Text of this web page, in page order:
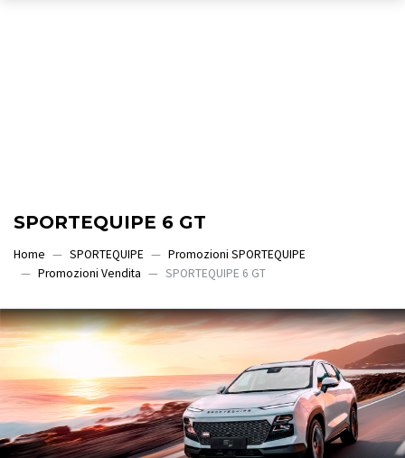
SPORTEQUIPE 6 GT
Home SPORTEQUIPE
Promozioni SPORTEQUIPE
Promozioni Vendita
SPORTEQUIPE 6 GT